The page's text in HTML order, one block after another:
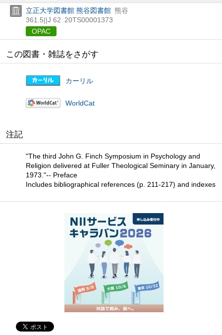
立正大学図書館 熊谷図書館 熊谷
361.5||J 62 20TS00001373
OPAC
この図書・雑誌をさがす
カーリル
WorldCat
注記
"The third John G. Finch Symposium in Psychology and
Religion delivered at Fuller Theological Seminary in January,
1973."-- Preface
Includes bibliographical references (p. 211-217) and indexes